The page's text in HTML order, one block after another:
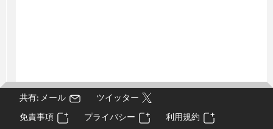
共有: メール
ツイッター
免責事項
プライバシー
利用規約